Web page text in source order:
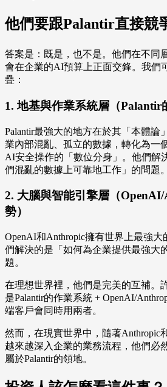
他們要跟Palantir直接競
答案是：既是，也不是。他們在不同
會在企業的AI預算上正面交鋒。我們
疊：
1. 地基與作業系統層（Palantir
Palantir最強大的地方在於其「本體論
業內部混亂、孤立的數據，轉化為一
AI安全操作的「數位分身」。他們解
們混亂的數據上可靠地工作」的問題。
2. 大腦與智能引擎層（
勢）
OpenAI和Anthropic擁有世界上最強
們解決的是「如何為企業提供最強大
題。
在理想世界裡，他們是完美的互補。
是Palantir的作業系統 + OpenAI/
端客戶會同時用兩者。
然而，在現實世界中，隨著Anthropic
越來越深入企業的業務流程，他們必
屬於Palantir的領地。